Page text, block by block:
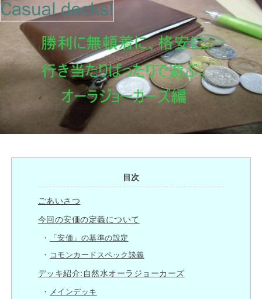
目次
ごあいさつ
今回の安価の定義について
「安価」の基準の設定
コモンカードスペック談義
デッキ紹介:自然水オーラジョーカーズ
メインデッキ